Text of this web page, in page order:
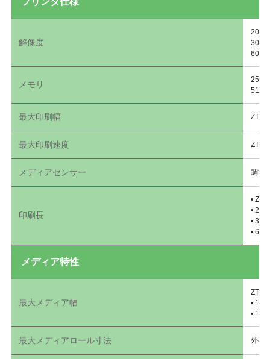
解像度
メモリ
最大印刷幅
最大印刷速度
メディアセンサー 調節
印刷長
•
•
•
•
メディア特性
最大メディア幅
•
•
最大メディアロール寸法 外径